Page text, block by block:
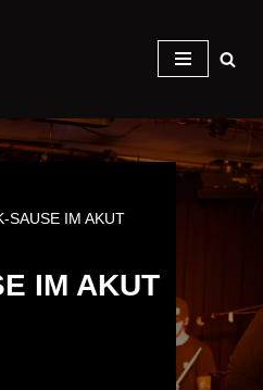
SAUSE IM AKUT
IM AKUT